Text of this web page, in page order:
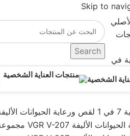
Skip to
Search
الشخصية